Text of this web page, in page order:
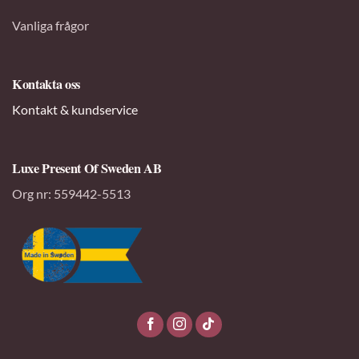
Vanliga frågor
Kontakta oss
Kontakt & kundservice
Luxe Present Of Sweden AB
Org nr: 559442-5513